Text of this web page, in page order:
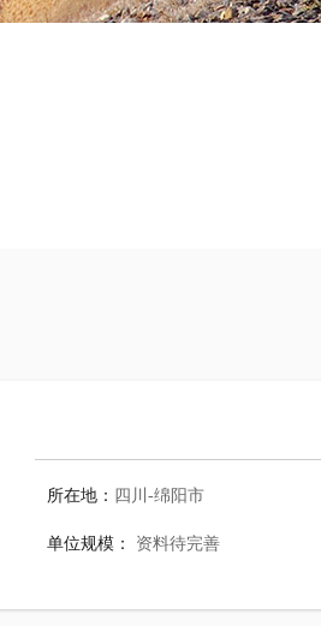
所在地： 四川-绵阳市
单位规模： 资料待完善